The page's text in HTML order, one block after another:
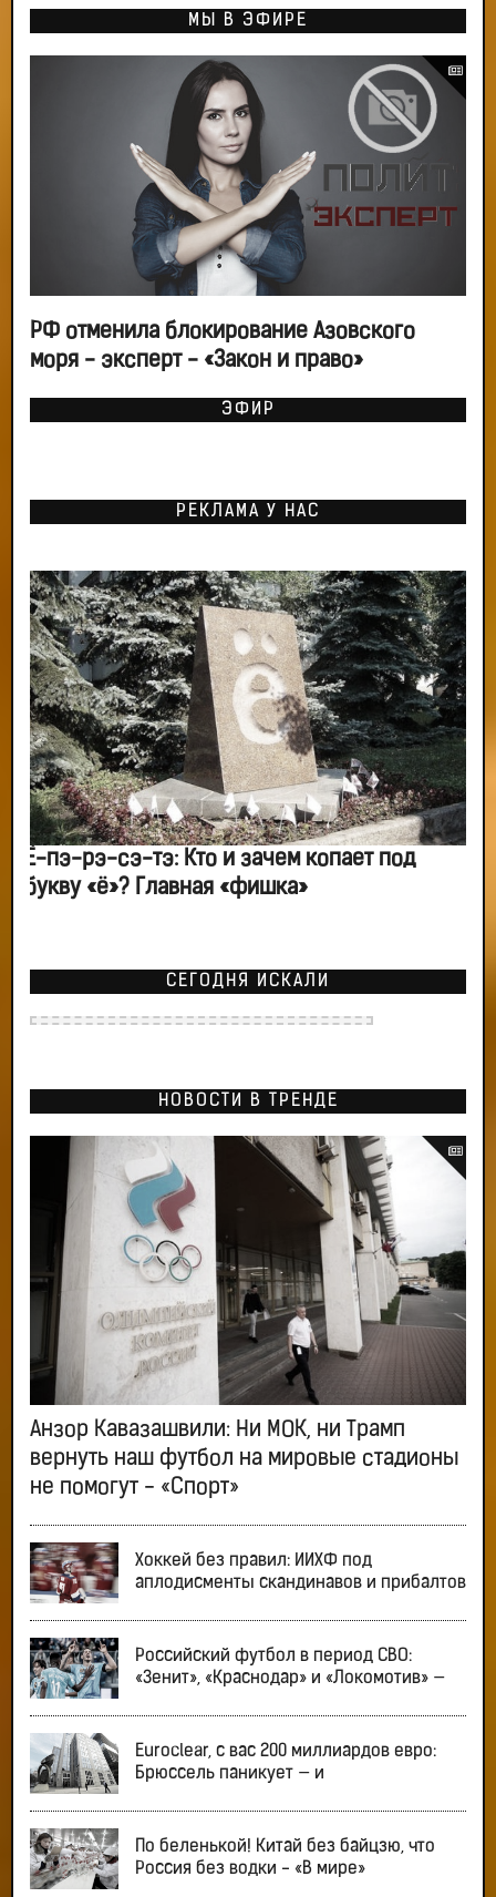
МЫ В ЭФИРЕ
РФ отменила блокирование Азовского
моря - эксперт - «Закон и право»
ЭФИР
РЕКЛАМА У НАС
Ё-пэ-рэ-сэ-тэ: Кто и зачем копает под
букву «ё»? Главная «фишка»
СЕГОДНЯ ИСКАЛИ
НОВОСТИ В ТРЕНДЕ
Анзор Кавазашвили: Ни МОК, ни Трамп
вернуть наш футбол на мировые стадионы
не помогут - «Спорт»
Хоккей без правил: ИИХФ под
аплодисменты скандинавов и прибалтов
Российский футбол в период СВО:
«Зенит», «Краснодар» и «Локомотив» —
Euroclear, с вас 200 миллиардов евро:
Брюссель паникует — и
По беленькой! Китай без байцзю, что
Россия без водки - «В мире»